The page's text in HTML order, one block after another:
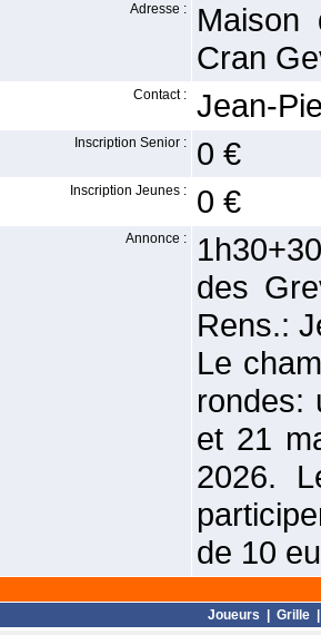
Adresse :
Maison
Cran
Contact : Jean-
Inscription Senior : 0 €
Inscription Jeunes : 0 €
Annonce :
des
Rens.:
Le
rondes:
et 21
2026.
de 10
Joueurs Grille